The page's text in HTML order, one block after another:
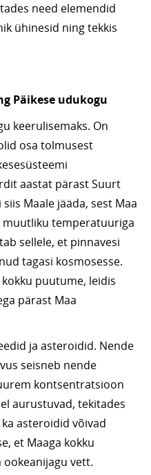
need elemendid
ühinesid ning tekkis
Päikese udukogu
keerulisemaks. On
osa tolmusest
aastat pärast Suurt
Maale jääda, sest Maa
muutliku temperatuuriga
sellele, et pinnavesi
tagasi kosmosesse.
puutume, leidis
pärast Maa
ja asteroidid. Nende
seisneb nende
kontsentratsioon
aurustuvad, tekitades
asteroidid võivad
et Maaga kokku
ookeanijagu vett.